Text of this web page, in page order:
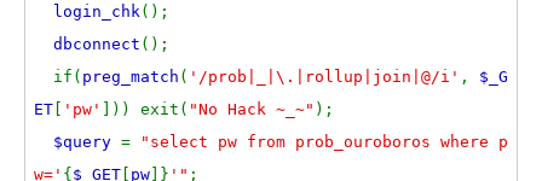
login_chk();
dbconnect ();
if( preg_match ( '/prob|_|\.|rollup|join|@/i' , $_G
ET
'pw' ])) exit( "No Hack ~_~" );
$query =
"select pw from prob_ouroboros where p
w=' { $_GET pw ]} '" ;